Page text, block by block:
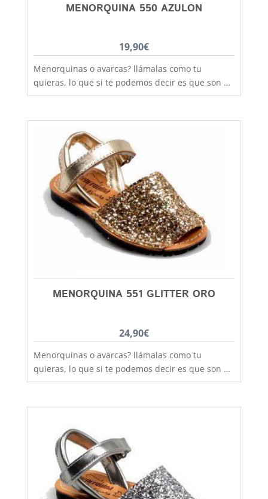
MENORQUINA 550 AZULON
19,90€
Menorquinas o avarcas? llámalas como tu
quieras, lo que si te podemos decir es que son de
fabricación nacional y hechas por completo en
transpiración, comodidad y durabilidad, al mejor
con todos los estilos de ropa y tenemos un gran
rango de tallas para poder calzar a los más
pequeños de la casa, hermanos y hermanas
mayores, madres, padres, abuelos, abuelas.........
desde la talla 20 a la 46. Debes tener en cuenta
que las tallas no son muy grandes y si tienes
dudas entre dos número, elige siempre el más
MENORQUINA 551 GLITTER ORO
24,90€
Menorquinas o avarcas? llámalas como tu
quieras, lo que si te podemos decir es que son de
fabricación nacional y hechas por completo en
transpiración, comodidad y durabilidad, al mejor
modelo con la tira de velcro es el ideal,
practicidad y moda no están reñidas, combinan
con todos los estilos de ropa y tenemos un gran
rango de tallas desde la talla 20 a la 34, siempre
en Capitán Malaspina el primer cambio gratis,